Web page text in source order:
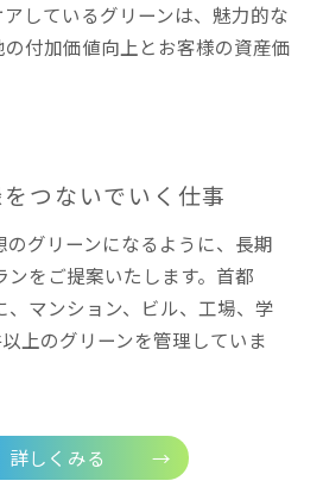
しているグリーンは、魅力的な
付加価値向上とお客様の資産価
つないでいく仕事
のグリーンになるように、長期
ンをご提案いたします。首都
、マンション、ビル、工場、学
上のグリーンを管理していま
詳しくみる